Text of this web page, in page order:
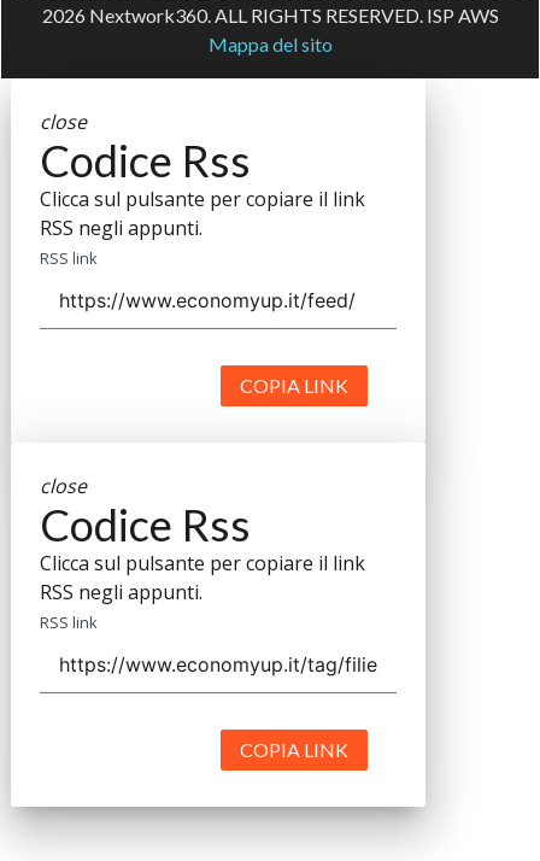
2026 Nextwork360. ALL RIGHTS RESERVED. ISP AWS
Mappa del sito
close
Codice Rss
Clicca sul pulsante per copiare il link
RSS negli appunti.
RSS link
COPIA LINK
close
Codice Rss
Clicca sul pulsante per copiare il link
RSS negli appunti.
RSS link
COPIA LINK